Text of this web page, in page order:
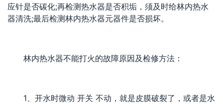
应针是否碳化;再检测热水器是否积垢，须及时给林内热水
器清洗;最后检测林内热水器元器件是否损坏。
林内热水器不能打火的故障原因及检修方法：
1、开水时微动 开关 不动，就是皮膜破裂了，或者是水